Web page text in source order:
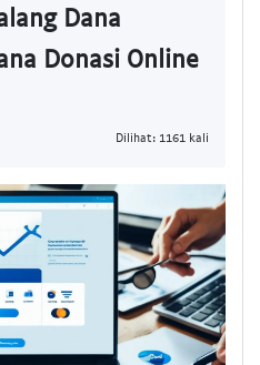
Dana
Donasi Online
Dilihat: 1161 kali